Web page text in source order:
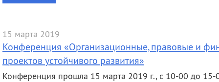
15 марта 2019
Конференция «Организационные, правовые и
проектов устойчивого развития»
Конференция прошла 15 марта 2019 г., с 10-00 до